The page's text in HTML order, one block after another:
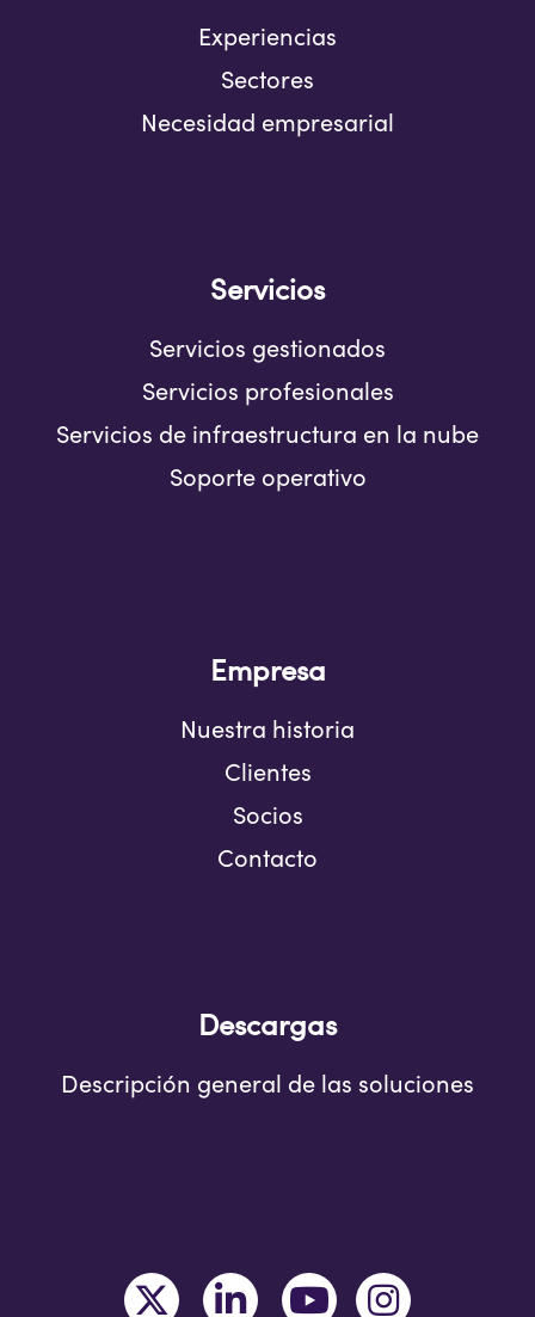
Experiencias
Sectores
Necesidad empresarial
Servicios
Servicios gestionados
Servicios profesionales
Servicios de infraestructura en la nube
Soporte operativo
Empresa
Nuestra historia
Clientes
Socios
Contacto
Descargas
Descripción general de las soluciones